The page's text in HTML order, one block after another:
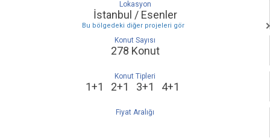
Lokasyon
İstanbul / Esenler
Bu bölgedeki diğer projeleri gör
Konut Sayısı
278 Konut
Konut Tipleri
1+1 2+1 3+1 4+1
Fiyat Aralığı